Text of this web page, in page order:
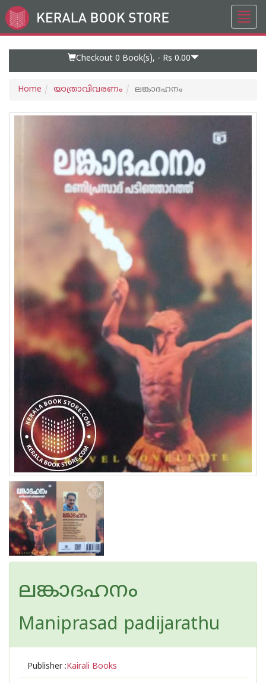
Go
to
Checkout 0 Book(s), - Rs 0.00
Home യാത്രാവിവരണം ലങ്കാദഹനം
ലങ്കാദഹനം
Maniprasad padijarathu
Publisher :Kairali Books